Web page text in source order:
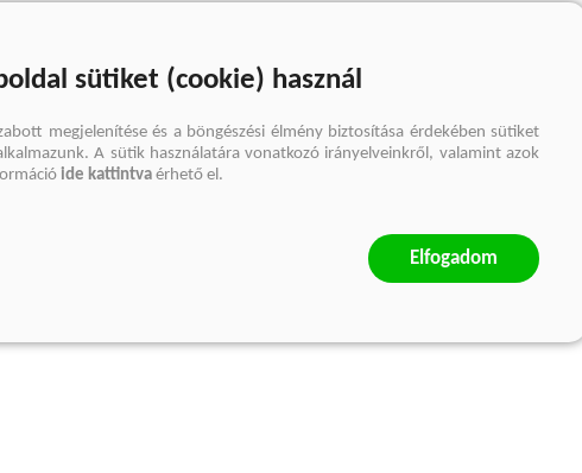
sütiket (cookie) használ
megjelenítése és a böngészési élmény biztosítása érdekében sütiket
A sütik használatára vonatkozó irányelveinkről, valamint azok
ide kattintva érhető el.
Elfogadom